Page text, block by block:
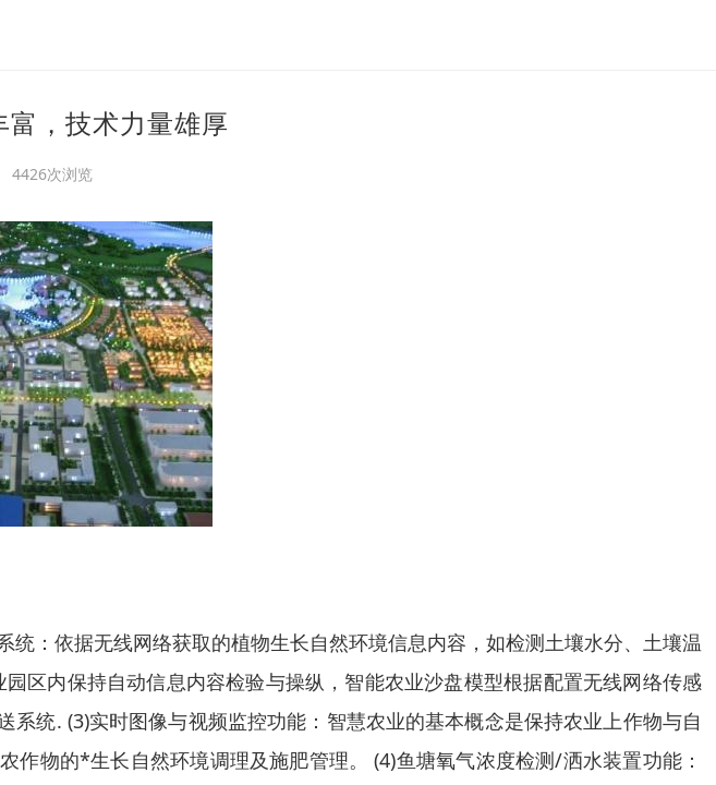
，技术力量雄厚
4426次浏览
：依据无线网络获取的植物生长自然环境信息内容，如检测土壤水分、土壤温
区内保持自动信息内容检验与操纵，智能农业沙盘模型根据配置无线网络传感
统. (3)实时图像与视频监控功能：智慧农业的基本概念是保持农业上作物与自
物的*生长自然环境调理及施肥管理。 (4)鱼塘氧气浓度检测/洒水装置功能：